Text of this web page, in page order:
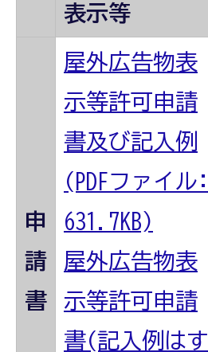
表示等
申
請
書
屋外広告物表
示等許可申請
書及び記入例
(PDFファイル:
631.7KB)
屋外広告物表
示等許可申請
書(記入例はす